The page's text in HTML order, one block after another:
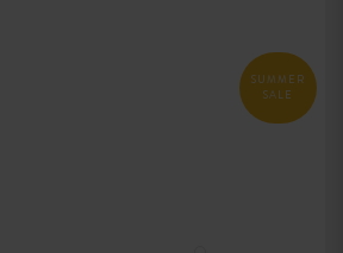
SUMMER
SALE